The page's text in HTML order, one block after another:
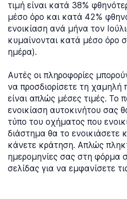
τιμή είναι κατά 38%
μέσο όρο και κατά 42%
ενοικίαση ανά μήνα τον
κυμαίνονται κατά μέσο όρο
ημέρα).
Αυτές οι πληροφορίες
να προσδιορίσετε τη χαμηλή
είναι απλώς μέσες τιμές. Το
ενοικίαση αυτοκινήτου σας
τύπο του οχήματος που
διάστημα θα το ενοικιάσετε
κάνετε κράτηση. Απλώς
ημερομηνίες σας στη φόρμα
σελίδας για να εμφανίσετε